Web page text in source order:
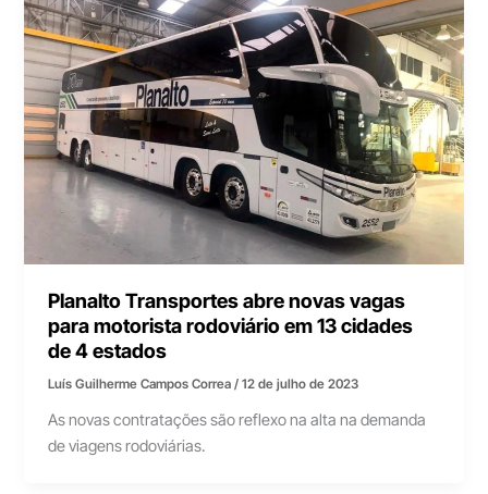
Planalto Transportes abre novas vagas
para motorista rodoviário em 13 cidades
de 4 estados
Luís Guilherme Campos Correa/12 de julho de 2023
As novas contratações são reflexo na alta na demanda
de viagens rodoviárias.